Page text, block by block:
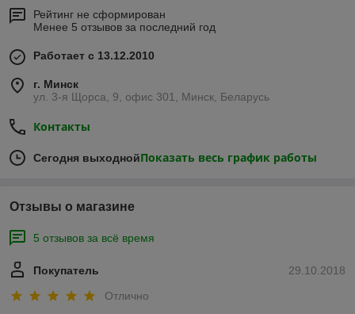
Рейтинг не сформирован
Менее 5 отзывов за последний год
Работает с 13.12.2010
г. Минск
ул. 3-я Щорса, 9, офис 301, Минск, Беларусь
Контакты
Сегодня выходнойПоказать весь график работы
Отзывы о магазине
5 отзывов за всё время
29.10.2018
Покупатель
Отлично